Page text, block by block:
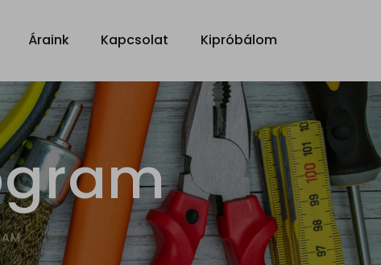
Áraink Kapcsolat Kipróbálom